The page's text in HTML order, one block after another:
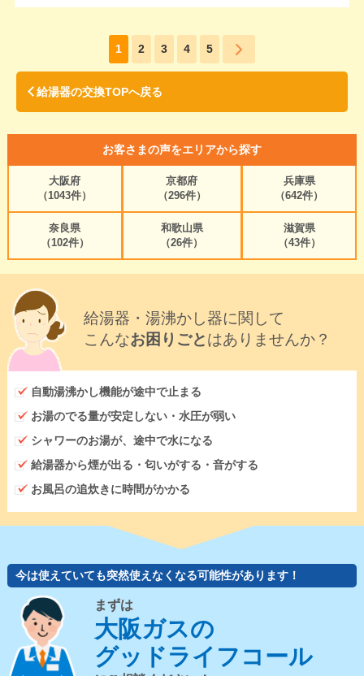
1 2 3 4 5
給湯器の交換TOPへ戻る
お客さまの声をエリアから探す
大阪府
（1043件）
京都府
（296件）
兵庫県
（642件）
奈良県
（102件）
和歌山県
（26件）
滋賀県
（43件）
給湯器・湯沸かし器に関して
こんなお困りごとはありませんか？
自動湯沸かし機能が途中で止まる
お湯のでる量が安定しない・水圧が弱い
シャワーのお湯が、途中で水になる
給湯器から煙が出る・匂いがする・音がする
お風呂の追炊きに時間がかかる
今は使えていても突然使えなくなる可能性があります！
まずは
大阪ガスの
グッドライフコール